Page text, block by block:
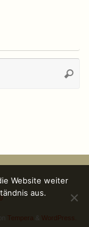
Tempera WordPress.
Website weiter
aus.